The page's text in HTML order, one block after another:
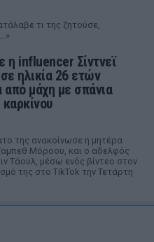
τι της ζητούσε,
η influencer Σίντνεϊ
ηλικία 26 ετών
από μάχη με σπάνια
της ανακοίνωσε η μητέρα
Μόροου, και ο αδελφός
Τάουλ, μέσω ενός βίντεο στον
της στο TikTok την Τετάρτη